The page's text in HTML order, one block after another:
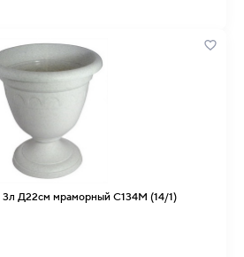
Вазон высокий Колывань 3л Д22см мраморный С134М (14/1)